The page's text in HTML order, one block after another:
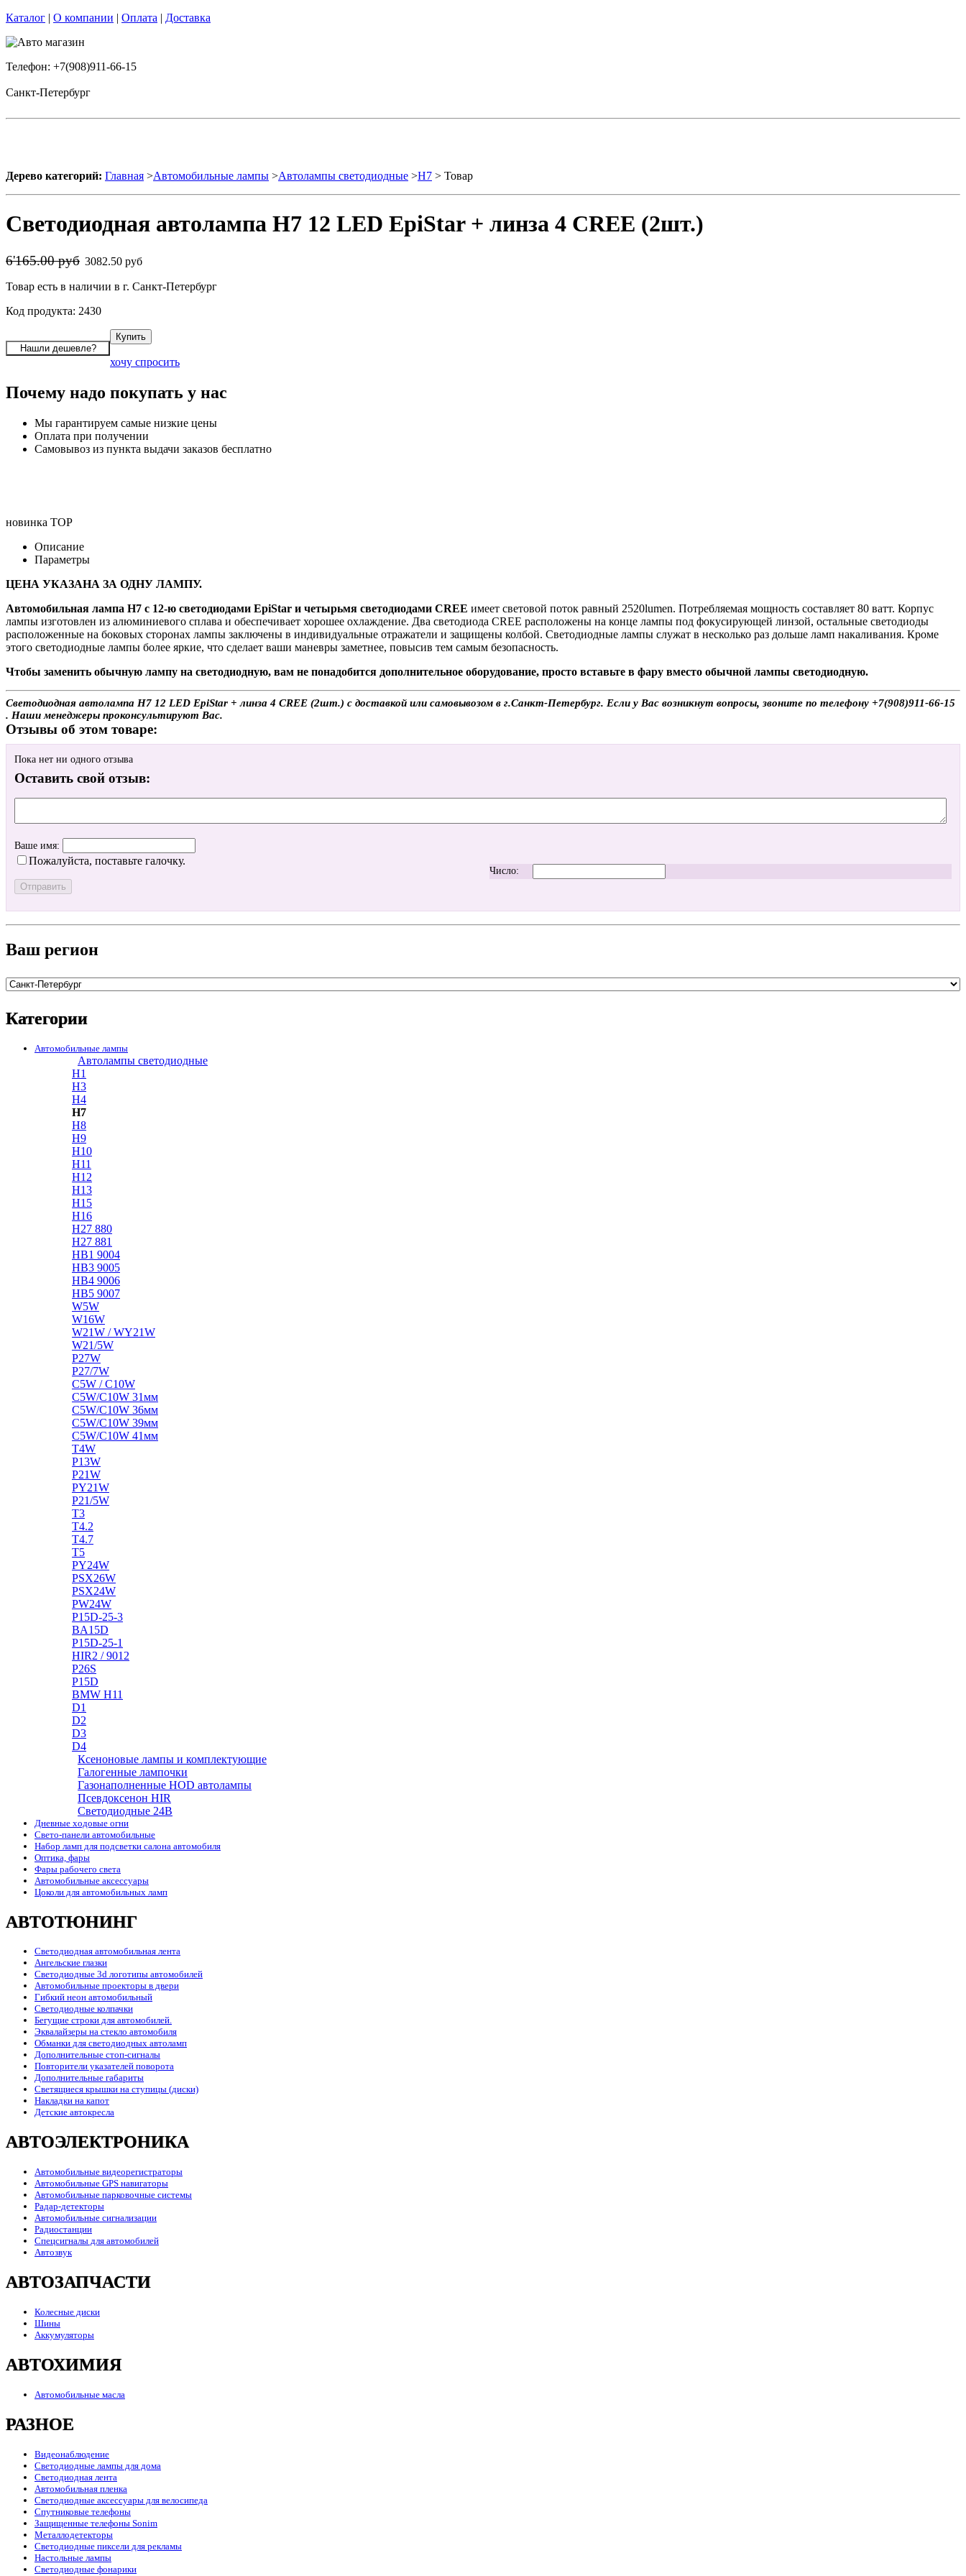
Каталог | О компании | Оплата | Доставка
Телефон: +7(908)911-66-15
Санкт-Петербург
Дерево категорий: Главная >Автомобильные лампы >Автолампы светодиодные >H7 > Товар
Светодиодная автолампа H7 12 LED EpiStar + линза 4 CREE (2шт.)
6'165.00 руб 3082.50 руб
Товар есть в наличии в г. Санкт-Петербург
Код продукта: 2430
хочу спросить
Почему надо покупать у нас
Мы гарантируем самые низкие цены
Оплата при получении
Самовывоз из пункта выдачи заказов бесплатно
новинка TOP
Описание
Параметры
ЦЕНА УКАЗАНА ЗА ОДНУ ЛАМПУ.
Автомобильная лампа H7 с 12-ю светодиодами EpiStar и четырьмя светодиодами CREE имеет световой поток равный 2520lumen. Потребляемая мощность составляет 80 ватт. Корпус
лампы изготовлен из алюминиевого сплава и обеспечивает хорошее охлаждение. Два светодиода CREE расположены на конце лампы под фокусирующей линзой, остальные светодиоды
расположенные на боковых сторонах лампы заключены в индивидуальные отражатели и защищены колбой. Светодиодные лампы служат в несколько раз дольше ламп накаливания. Кроме
этого светодиодные лампы более яркие, что сделает ваши маневры заметнее, повысив тем самым безопасность.
Чтобы заменить обычную лампу на светодиодную, вам не понадобится дополнительное оборудование, просто вставьте в фару вместо обычной лампы светодиодную.
Светодиодная автолампа H7 12 LED EpiStar + линза 4 CREE (2шт.) с доставкой или самовывозом в г.Санкт-Петербург. Если у Вас возникнут вопросы, звоните по телефону +7(908)911-66-15
. Наши менеджеры проконсультируют Вас.
Отзывы об этом товаре:
Пока нет ни одного отзыва
Оставить свой отзыв:
Ваше имя:
Пожалуйста, поставьте галочку.
Число:
Ваш регион
Категории
Автомобильные лампы
Автолампы светодиодные
H1
H3
H4
H7
H8
H9
H10
H11
H12
H13
H15
H16
H27 880
H27 881
HB1 9004
HB3 9005
HB4 9006
HB5 9007
W5W
W16W
W21W / WY21W
W21/5W
P27W
P27/7W
C5W / C10W
C5W/C10W 31мм
C5W/C10W 36мм
C5W/C10W 39мм
C5W/C10W 41мм
T4W
P13W
P21W
PY21W
P21/5W
T3
T4.2
T4.7
T5
PY24W
PSX26W
PSX24W
PW24W
P15D-25-3
BA15D
P15D-25-1
HIR2 / 9012
P26S
P15D
BMW H11
D1
D2
D3
D4
Ксеноновые лампы и комплектующие
Галогенные лампочки
Газонаполненные HOD автолампы
Псевдоксенон HIR
Cветодиодные 24B
Дневные ходовые огни
Свето-панели автомобильные
Набор ламп для подсветки салона автомобиля
Оптика, фары
Фары рабочего света
Автомобильные аксессуары
Цоколи для автомобильных ламп
АВТОТЮНИНГ
Светодиодная автомобильная лента
Ангельские глазки
Светодиодные 3d логотипы автомобилей
Автомобильные проекторы в двери
Гибкий неон автомобильный
Светодиодные колпачки
Бегущие строки для автомобилей.
Эквалайзеры на стекло автомобиля
Обманки для светодиодных автоламп
Дополнительные стоп-сигналы
Повторители указателей поворота
Дополнительные габариты
Светящиеся крышки на ступицы (диски)
Накладки на капот
Детские автокресла
АВТОЭЛЕКТРОНИКА
Автомобильные видеорегистраторы
Автомобильные GPS навигаторы
Автомобильные парковочные системы
Радар-детекторы
Автомобильные сигнализации
Радиостанции
Спецсигналы для автомобилей
Автозвук
АВТОЗАПЧАСТИ
Колесные диски
Шины
Аккумуляторы
АВТОХИМИЯ
Автомобильные масла
РАЗНОЕ
Видеонаблюдение
Светодиодные лампы для дома
Светодиодная лента
Автомобильная пленка
Светодиодные аксессуары для велосипеда
Спутниковые телефоны
Защищенные телефоны Sonim
Металлодетекторы
Светодиодные пиксели для рекламы
Настольные лампы
Светодиодные фонарики